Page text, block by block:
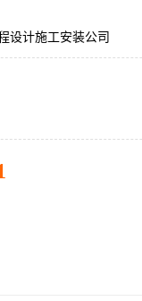
设计施工安装公司